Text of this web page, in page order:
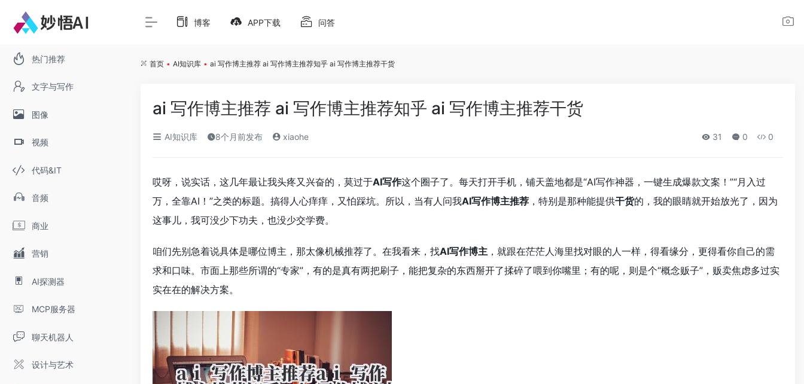
热门推荐
文字与写作
图像
视频
代码&IT
音频
商业
营销
AI探测器
MCP服务器
聊天机器人
设计与艺术
博客 APP下载 问答
首页 • AI知识库 • ai 写作博主推荐 ai 写作博主推荐知乎 ai 写作博主推荐干货
ai 写作博主推荐 ai 写作博主推荐知乎 ai 写作博主推荐干货
AI知识库 8个月前发布 xiaohe 31 0 0
哎呀，说实话，这几年最让我头疼又兴奋的，莫过于AI写作这个圈子了。每天打开手机，铺天盖地都是“AI写作神器，一键生成爆款文案！”“月入过
万，全靠AI！”之类的标题。搞得人心痒痒，又怕踩坑。所以，当有人问我AI写作博主推荐 ，特别是那种能提供干货的，我的眼睛就开始放光了，因为
这事儿，我可没少下功夫，也没少交学费。
咱们先别急着说具体是哪位博主，那太像机械推荐了。在我看来，找AI写作博主 ，就跟在茫茫人海里找对眼的人一样，得看缘分，更得看你自己的需
求和口味。市面上那些所谓的“专家”，有的是真有两把刷子，能把复杂的东西掰开了揉碎了喂到你嘴里；有的呢，则是个“概念贩子”，贩卖焦虑多过实
实在在的解决方案。